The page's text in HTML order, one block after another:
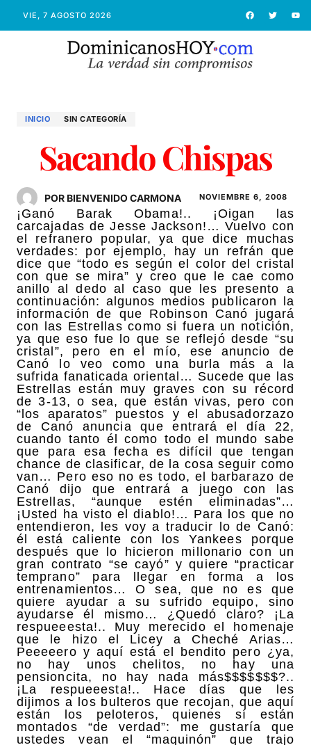
VIE, 7 AGOSTO 2026
INICIO SIN CATEGORÍA
Sacando Chispas
POR BIENVENIDO CARMONA NOVIEMBRE 6, 2008
¡Ganó Barak Obama!.. ¡Oigan las
carcajadas de Jesse Jackson!… Vuelvo con
el refranero popular, ya que dice muchas
verdades: por ejemplo, hay un refrán que
dice que “todo es según el color del cristal
con que se mira” y creo que le cae como
anillo al dedo al caso que les presento a
continuación: algunos medios publicaron la
información de que Robinson Canó jugará
con las Estrellas como si fuera un notición,
ya que eso fue lo que se reflejó desde “su
cristal”, pero en el mío, ese anuncio de
Canó lo veo como una burla más a la
sufrida fanaticada oriental… Sucede que las
Estrellas están muy graves con su récord
de 3-13, o sea, que están vivas, pero con
“los aparatos” puestos y el abusadorzazo
de Canó anuncia que entrará el día 22,
cuando tanto él como todo el mundo sabe
que para esa fecha es difícil que tengan
chance de clasificar, de la cosa seguir como
van… Pero eso no es todo, el barbarazo de
Canó dijo que entrará a juego con las
Estrellas, “aunque estén eliminadas”…
¡Usted ha visto el diablo!… Para los que no
entendieron, les voy a traducir lo de Canó:
él está caliente con los Yankees porque
después que lo hicieron millonario con un
gran contrato “se cayó” y quiere “practicar
temprano” para llegar en forma a los
entrenamientos… O sea, que no es que
quiere ayudar a su sufrido equipo, sino
ayudarse él mismo… ¿Quedó claro? ¡La
respueeesta!.. Muy merecido el homenaje
que le hizo el Licey a Cheché Arias…
Peeeeero y aquí está el bendito pero ¿ya,
no hay unos chelitos, no hay una
pensioncita, no hay nada más$$$$$$$?..
¡La respueeesta!.. Hace días que les
dijimos a los bulteros que recojan, que aquí
están los peloteros, quienes sí están
montados “de verdad”: me gustaría que
ustedes vean el “maquinón” que trajo